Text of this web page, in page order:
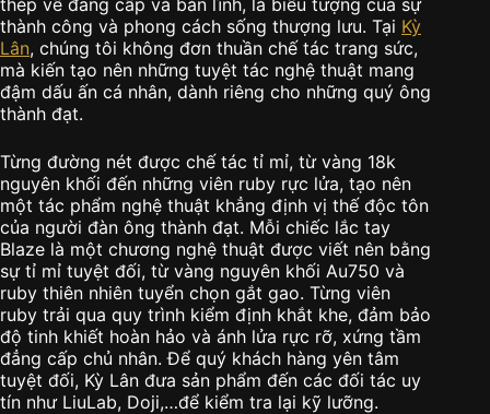
thành công và phong cách sống thượng lưu. Tại Kỳ
Lân, chúng tôi không đơn thuần chế tác trang sức,
mà kiến tạo nên những tuyệt tác nghệ thuật mang
đậm dấu ấn cá nhân, dành riêng cho những quý ông
thành đạt.
Từng đường nét được chế tác tỉ mỉ, từ vàng 18k
nguyên khối đến những viên ruby rực lửa, tạo nên
một tác phẩm nghệ thuật khẳng định vị thế độc tôn
của người đàn ông thành đạt. Mỗi chiếc lắc tay
Blaze là một chương nghệ thuật được viết nên bằng
sự tỉ mỉ tuyệt đối, từ vàng nguyên khối Au750 và
ruby thiên nhiên tuyển chọn gắt gao. Từng viên
ruby trải qua quy trình kiểm định khắt khe, đảm bảo
độ tinh khiết hoàn hảo và ánh lửa rực rỡ, xứng tầm
đẳng cấp chủ nhân. Để quý khách hàng yên tâm
tuyệt đối, Kỳ Lân đưa sản phẩm đến các đối tác uy
tín như LiuLab, Doji,…để kiểm tra lại kỹ lưỡng.